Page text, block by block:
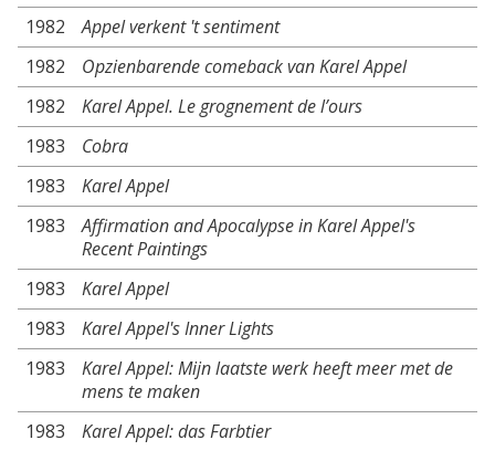
1982
Appel verkent 't sentiment
1982
Opzienbarende comeback van Karel Appel
1982
Karel Appel. Le grognement de l’ours
1983
Cobra
1983
Karel Appel
1983
Affirmation and Apocalypse in Karel Appel's
Recent Paintings
1983
Karel Appel
1983
Karel Appel's Inner Lights
1983
Karel Appel: Mijn laatste werk heeft meer met de
mens te maken
1983
Karel Appel: das Farbtier